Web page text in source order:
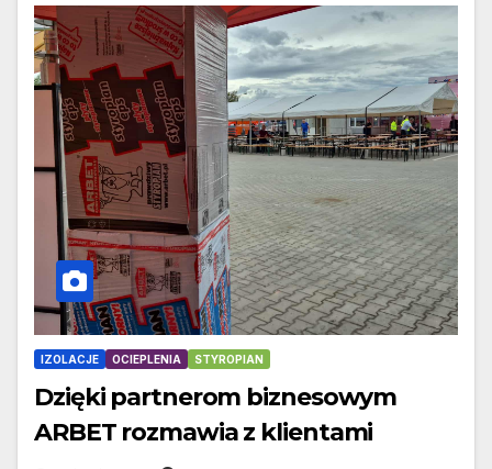
IZOLACJE OCIEPLENIA STYROPIAN
Dzięki partnerom biznesowym
ARBET rozmawia z klientami